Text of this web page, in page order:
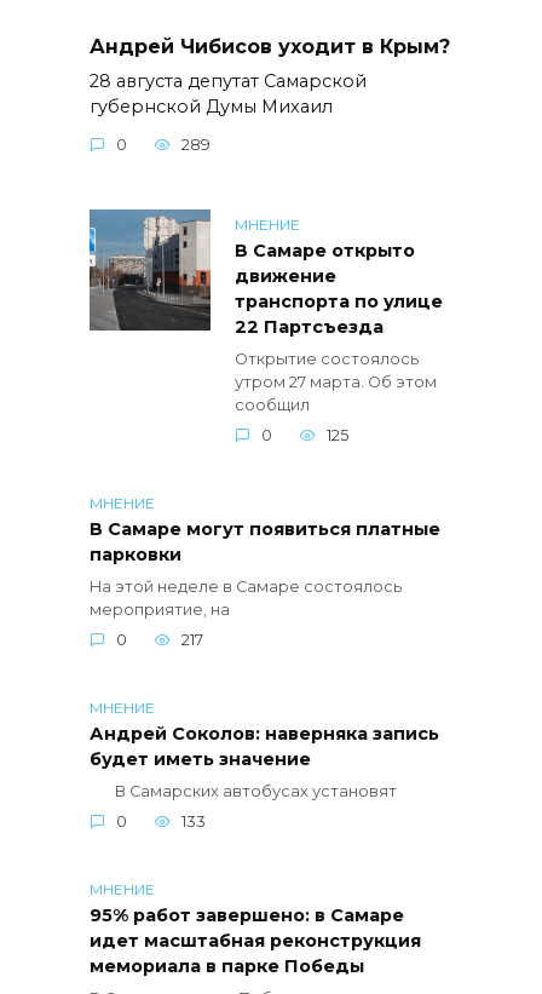
Андрей Чибисов уходит в Крым?
28 августа депутат Самарской
губернской Думы Михаил
0 289
МНЕНИЕ
В Самаре открыто
движение
транспорта по улице
22 Партсъезда
Открытие состоялось
утром 27 марта. Об этом
сообщил
0
125
МНЕНИЕ
В Самаре могут появиться платные
парковки
На этой неделе в Самаре состоялось
мероприятие, на
0
217
МНЕНИЕ
Андрей Соколов: наверняка запись
будет иметь значение
В Самарских автобусах установят
0
133
МНЕНИЕ
95% работ завершено: в Самаре
идет масштабная реконструкция
мемориала в парке Победы